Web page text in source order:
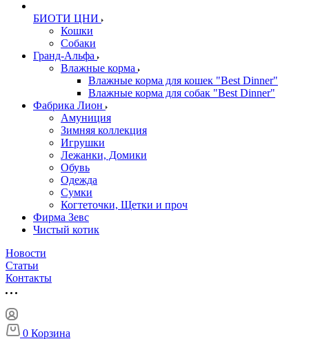
БИОТИ ЦНИ
Кошки
Собаки
Гранд-Альфа
Влажные корма
Влажные корма для кошек "Best Dinner"
Влажные корма для собак "Best Dinner"
Фабрика Лион
Амуниция
Зимняя коллекция
Игрушки
Лежанки, Домики
Обувь
Одежда
Сумки
Когтеточки, Щетки и проч
Фирма Зевс
Чистый котик
Новости
Статьи
Контакты
0 Корзина